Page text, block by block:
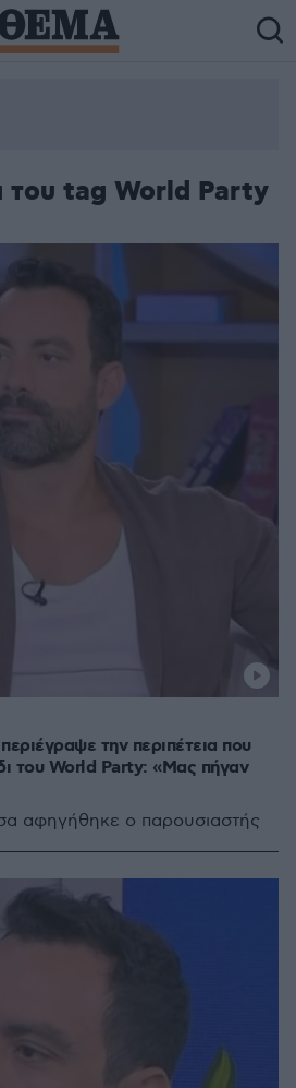
του tag World Party
την περιπέτεια που
του World Party: «Μας πήγαν
αφηγήθηκε ο παρουσιαστής